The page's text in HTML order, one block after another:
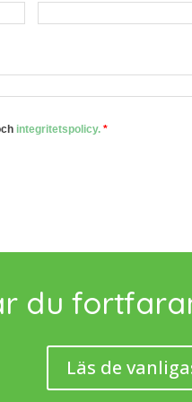
integritetspolicy. *
du
Läs de